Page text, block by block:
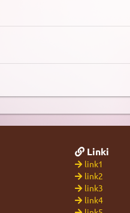
Linki
link1
link2
link3
link4